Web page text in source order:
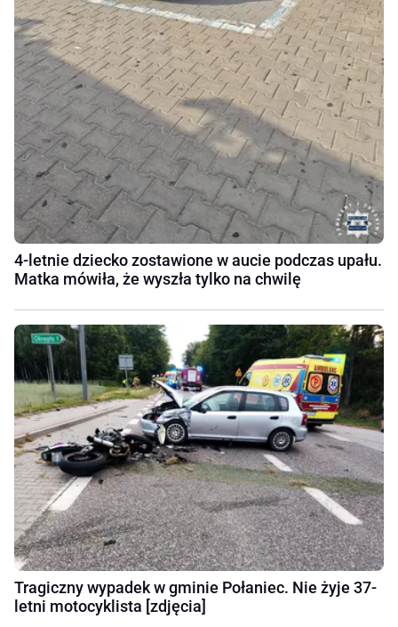
4-letnie dziecko zostawione w aucie podczas upału.
Matka mówiła, że wyszła tylko na chwilę
Tragiczny wypadek w gminie Połaniec. Nie żyje 37-
letni motocyklista [zdjęcia]